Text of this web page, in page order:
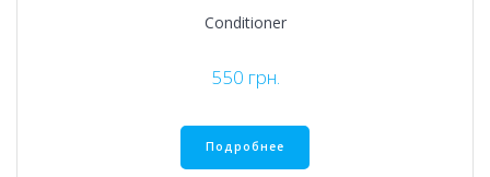
Conditioner
550 грн.
Подробнее